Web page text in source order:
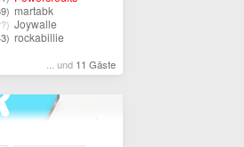
martabk
Joywalle
rockabillie
... und 11 Gäste